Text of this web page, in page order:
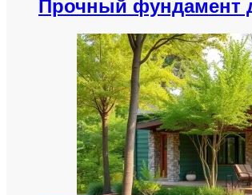
Прочный фундамент